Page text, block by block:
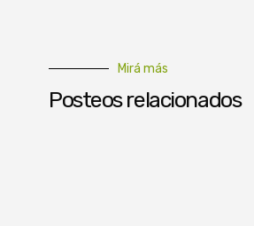
Mirá más
Posteos relacionados